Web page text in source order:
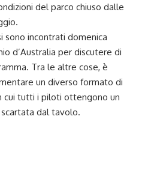
del parco chiuso dalle
sono incontrati domenica
d’Australia per discutere di
Tra le altre cose, è
un diverso formato di
cui tutti i piloti ottengono un
dal tavolo.